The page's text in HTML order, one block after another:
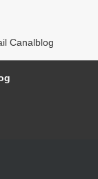
Canalblog